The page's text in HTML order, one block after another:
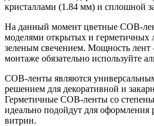
кристаллами (1.84 мм) и сплошной
На данный момент цветные СОВ-
моделями открытых и герметичных
зеленым свечением. Мощность
монтаже обязательно используйте
COB-ленты являются
решением для декоративной и
Герметичные СОВ-ленты со
идеально подойдут для
витрин.